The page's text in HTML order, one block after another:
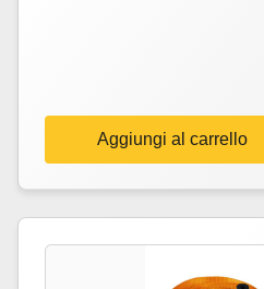
Aggiungi al carrello